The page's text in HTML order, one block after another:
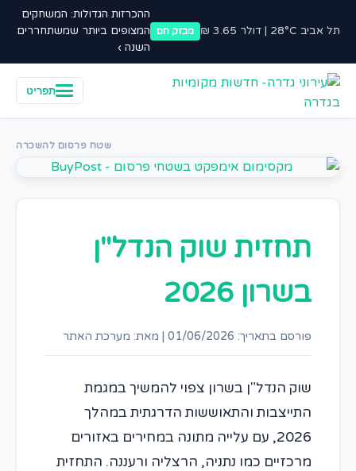
תל אביב 28°C | דולר 3.65 ₪ מבזק חם
ההכרזות הגדולות: המשחקים
המצופים ביותר שמשתחררים
השנה ›
תפריט
שטח פרסום להשכרה
תחזית שוק הנדל"ן
בשרון 2026
פורסם בתאריך: 01/06/2026 מאת: מערכת האתר
שוק הנדל"ן בשרון צפוי להמשיך במגמת
התייצבות והתאוששות הדרגתית במהלך
2026, עם עלייה מתונה במחירים באזורים
מרכזיים כמו נתניה, הרצליה ורעננה. התחזית